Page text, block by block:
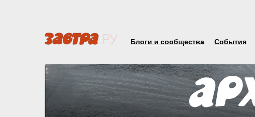
Блоги и сообщества События